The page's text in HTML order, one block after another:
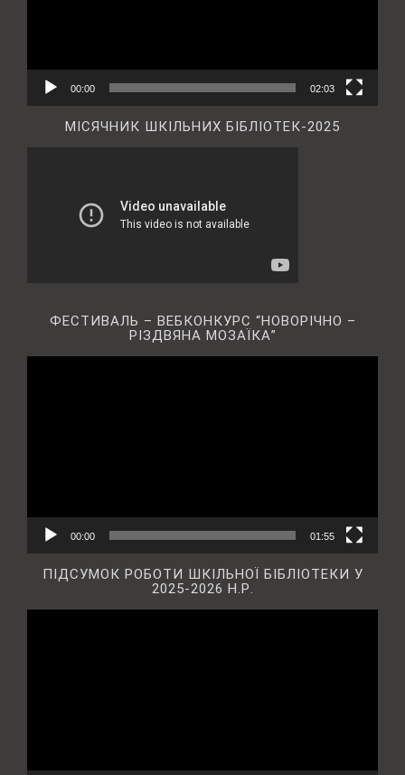
00:00 02:03
МІСЯЧНИК ШКІЛЬНИХ БІБЛІОТЕК-2025
ФЕСТИВАЛЬ – ВЕБКОНКУРС “НОВОРІЧНО –
РІЗДВЯНА МОЗАЇКА”
00:00 01:55
ПІДСУМОК РОБОТИ ШКІЛЬНОЇ БІБЛІОТЕКИ У
2025-2026 Н.Р.